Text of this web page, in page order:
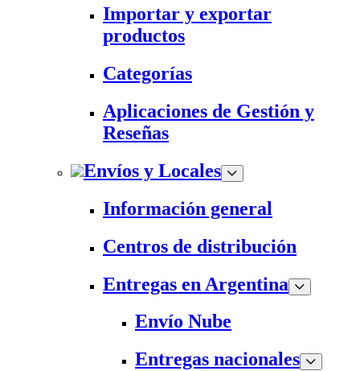
Importar y exportar
productos
Categorías
Aplicaciones de Gestión y
Reseñas
Envíos y Locales
Información general
Centros de distribución
Entregas en Argentina
Envío Nube
Entregas nacionales